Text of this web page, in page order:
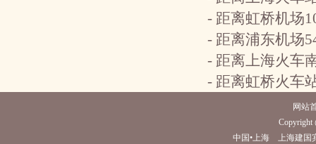
- 距离虹桥机场
- 距离浦东机场
- 距离上海火车
- 距离虹桥火车
网站
Copyright
中国•上海 上海建国